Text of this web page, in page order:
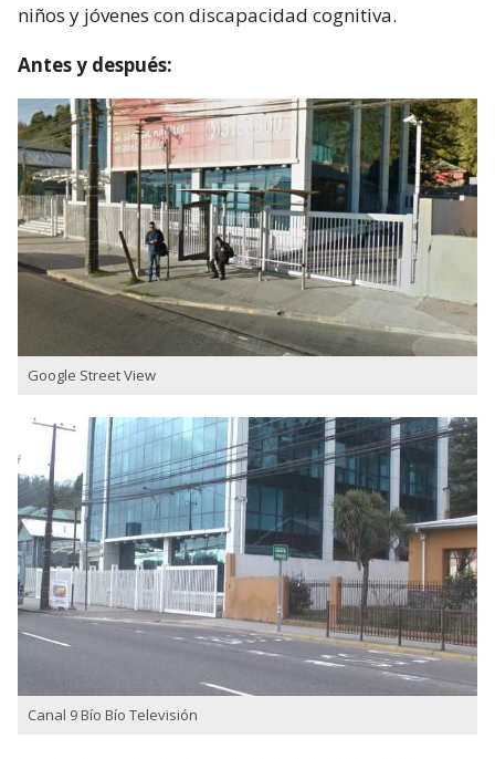
niños y jóvenes con discapacidad cognitiva.
Antes y después:
Google Street View
Canal 9 Bío Bío Televisión